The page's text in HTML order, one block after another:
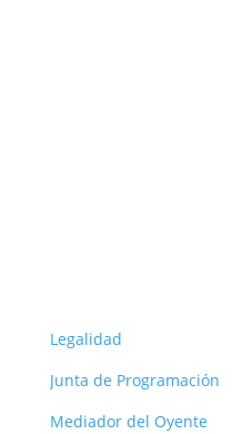
Legalidad
Junta de Programación
Mediador del Oyente